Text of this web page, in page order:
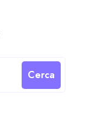
Cerca